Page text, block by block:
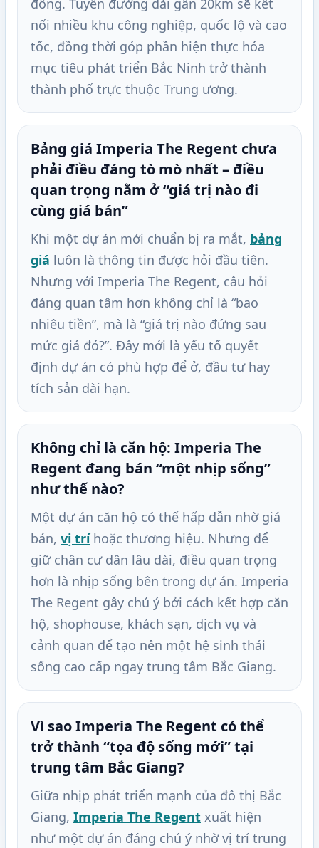
đồng. Tuyến đường dài gần 20km sẽ kết
nối nhiều khu công nghiệp, quốc lộ và cao
tốc, đồng thời góp phần hiện thực hóa
mục tiêu phát triển Bắc Ninh trở thành
thành phố trực thuộc Trung ương.
Bảng giá Imperia The Regent chưa
phải điều đáng tò mò nhất – điều
quan trọng nằm ở “giá trị nào đi
cùng giá bán”
Khi một dự án mới chuẩn bị ra mắt, bảng
giá luôn là thông tin được hỏi đầu tiên.
Nhưng với Imperia The Regent, câu hỏi
đáng quan tâm hơn không chỉ là “bao
nhiêu tiền”, mà là “giá trị nào đứng sau
mức giá đó?”. Đây mới là yếu tố quyết
định dự án có phù hợp để ở, đầu tư hay
tích sản dài hạn.
Không chỉ là căn hộ: Imperia The
Regent đang bán “một nhịp sống”
như thế nào?
Một dự án căn hộ có thể hấp dẫn nhờ giá
bán, vị tríhoặc thương hiệu. Nhưng để
giữ chân cư dân lâu dài, điều quan trọng
hơn là nhịp sống bên trong dự án. Imperia
The Regent gây chú ý bởi cách kết hợp căn
hộ, shophouse, khách sạn, dịch vụ và
cảnh quan để tạo nên một hệ sinh thái
sống cao cấp ngay trung tâm Bắc Giang.
Vì sao Imperia The Regent có thể
trở thành “tọa độ sống mới” tại
trung tâm Bắc Giang?
Giữa nhịp phát triển mạnh của đô thị Bắc
Giang, Imperia The Regent xuất hiện
như một dự án đáng chú ý nhờ vị trí trung